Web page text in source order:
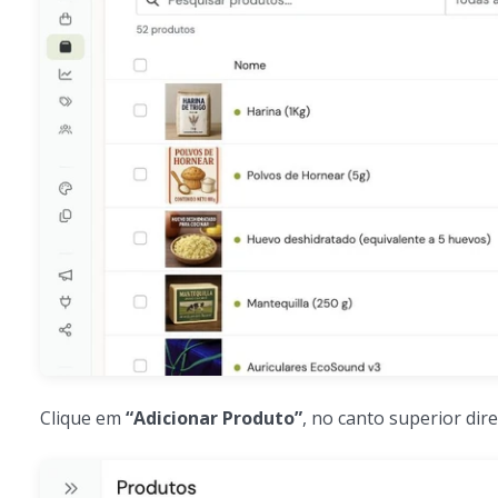
Clique em “Adicionar Produto”, no canto superior